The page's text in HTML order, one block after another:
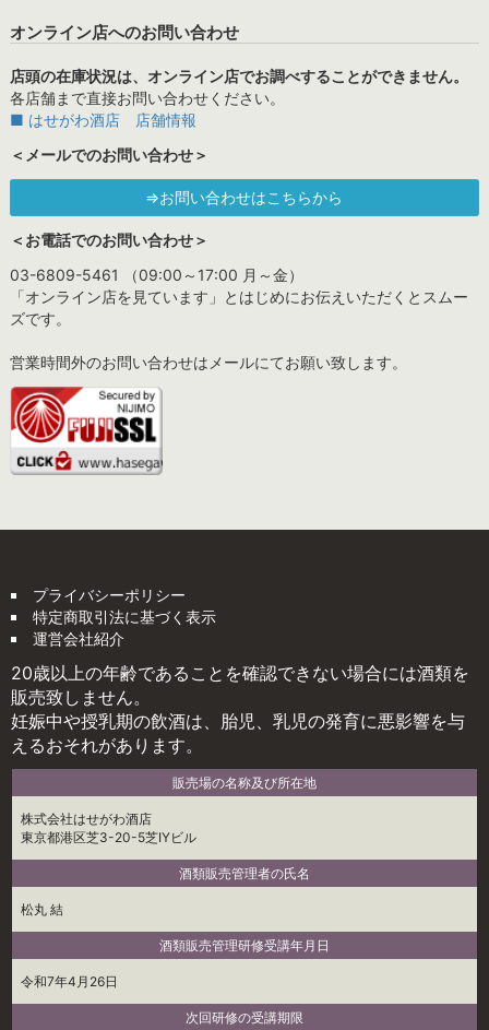
オンライン店へのお問い合わせ
店頭の在庫状況は、オンライン店でお調べすることができません。
各店舗まで直接お問い合わせください。
■ はせがわ酒店 店舗情報
＜メールでのお問い合わせ＞
⇒お問い合わせはこちらから
＜お電話でのお問い合わせ＞
03-6809-5461 （09:00～17:00 月～金）
「オンライン店を見ています」とはじめにお伝えいただくとスムー
ズです。
営業時間外のお問い合わせはメールにてお願い致します。
プライバシーポリシー
特定商取引法に基づく表示
運営会社紹介
20歳以上の年齢であることを確認できない場合には酒類を
販売致しません。
妊娠中や授乳期の飲酒は、胎児、乳児の発育に悪影響を与
えるおそれがあります。
販売場の名称及び所在地
株式会社はせがわ酒店
東京都港区芝3-20-5芝IYビル
酒類販売管理者の氏名
松丸 結
酒類販売管理研修受講年月日
令和7年4月26日
次回研修の受講期限